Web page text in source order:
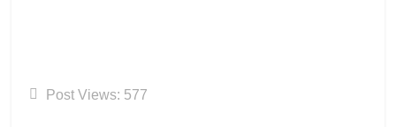
Post Views: 577